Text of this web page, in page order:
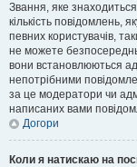
Звання, яке
кількість повідомлень,
певних користувачів,
не можете
вони встановлюються
непотрібними
за це модератори чи
написаних вами
Догори
Коли я натискаю на